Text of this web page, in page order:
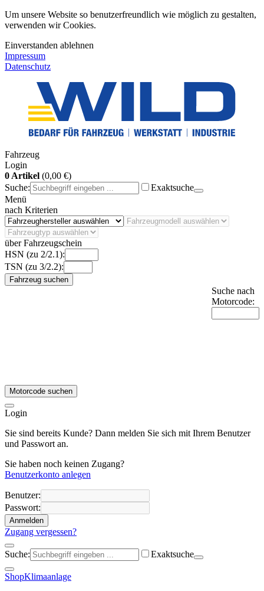
Um unsere Website so benutzerfreundlich wie möglich zu gestalten,
verwenden wir Cookies.
Einverstanden ablehnen
Impressum
Datenschutz
Fahrzeug
Login
0 Artikel (0,00 €)
Suche:
Exaktsuche
Menü
nach Kriterien
über Fahrzeugschein
HSN (zu 2/2.1):
TSN (zu 3/2.2):
Fahrzeug suchen
Suche nach
Motorcode:
Motorcode suchen
Login
Sie sind bereits Kunde? Dann melden Sie sich mit Ihrem Benutzer
und Passwort an.
Sie haben noch keinen Zugang?
Benutzerkonto anlegen
Benutzer:
Passwort:
Anmelden
Zugang vergessen?
Suche: Exaktsuche
ShopKlimaanlage